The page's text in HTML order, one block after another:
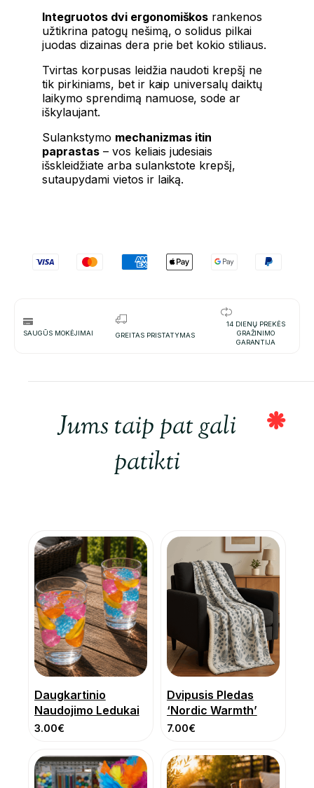
Integruotos dvi ergonomiškos rankenos
užtikrina patogų nešimą, o solidus pilkai
juodas dizainas dera prie bet kokio stiliaus.
Tvirtas korpusas leidžia naudoti krepšį ne
tik pirkiniams, bet ir kaip universalų daiktų
laikymo sprendimą namuose, sode ar
iškylaujant.
Sulankstymo mechanizmas itin
paprastas– vos keliais judesiais
išskleidžiate arba sulankstote krepšį,
sutaupydami vietos ir laiką.
SAUGŪS MOKĖJIMAI GREITAS PRISTATYMAS
14 DIENŲ PREKĖS
GRAŽINIMO
GARANTIJA
Jums taip pat gali
patikti
Daugkartinio
Naudojimo Ledukai
3.00€
Dvipusis Pledas
‘Nordic Warmth’
7.00€